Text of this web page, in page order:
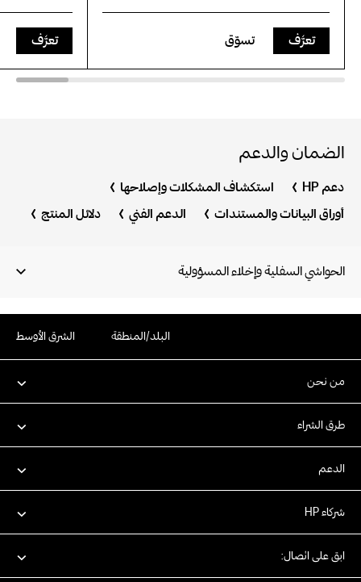
تعرَّف
الطباعة والنسخ والمسح الضوئي
سرعة طباعة تصل إلى 65 صفحة في
الدقيقة (بالأسود)
ورقة ووحدة تغذية تلقائية للمستندات
سعة 150 ورقة
للتنبيه ومنفذ واحد للوصول الخارجي)؛
الأجهزة
إمكانية الطباعة أثناء التنقل: HP ePrint؛
تعرَّف تسوّق
الضمان والدعم
دعم HP استكشاف المشكلات وإصلاحها
أوراق البيانات والمستندات الدعم الفني دلائل المنتج
الحواشي السفلية وإخلاء المسؤولية
البلد/المنطقة الشرق الأوسط
من نحن
طرق الشراء
الدعم
شركاء HP
ابق على اتصال: